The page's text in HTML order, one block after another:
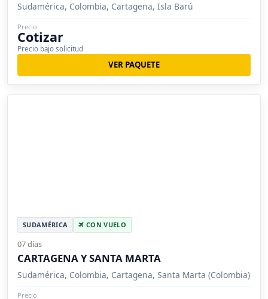
Sudamérica, Colombia, Cartagena, Isla Barú
Precio
Cotizar
Precio bajo solicitud
VER PAQUETE
SUDAMÉRICA CON VUELO
07 días
CARTAGENA Y SANTA MARTA
Sudamérica, Colombia, Cartagena, Santa Marta (Colombia)
Precio